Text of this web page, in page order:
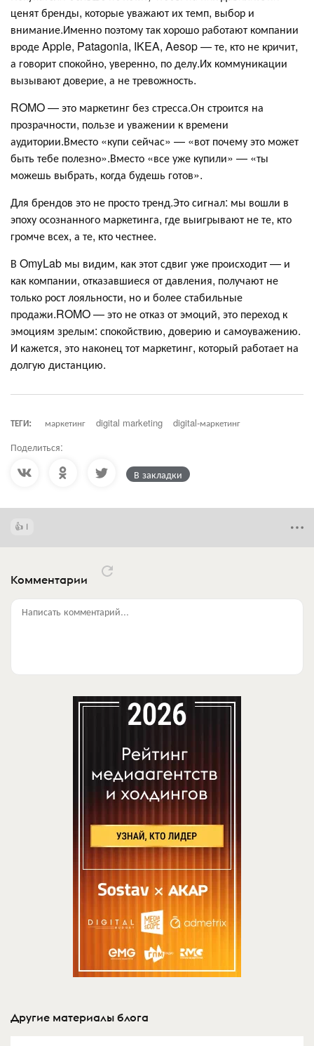
ценят бренды, которые уважают их темп, выбор и
внимание.Именно поэтому так хорошо работают компании
вроде Apple, Patagonia, IKEA, Aesop — те, кто не кричит,
а говорит спокойно, уверенно, по делу.Их коммуникации
вызывают доверие, а не тревожность.
ROMO — это маркетинг без стресса.Он строится на
прозрачности, пользе и уважении к времени
аудитории.Вместо «купи сейчас» — «вот почему это может
быть тебе полезно».Вместо «все уже купили» — «ты
можешь выбрать, когда будешь готов».
Для брендов это не просто тренд.Это сигнал: мы вошли в
эпоху осознанного маркетинга, где выигрывают не те, кто
громче всех, а те, кто честнее.
В OmyLab мы видим, как этот сдвиг уже происходит — и
как компании, отказавшиеся от давления, получают не
только рост лояльности, но и более стабильные
продажи.ROMO — это не отказ от эмоций, это переход к
эмоциям зрелым: спокойствию, доверию и самоуважению.
И кажется, это наконец тот маркетинг, который работает на
долгую дистанцию.
ТЕГИ: маркетинг digital marketing digital-маркетинг
Поделиться:
В закладки
1
Комментарии
Написать комментарий...
Другие материалы блога